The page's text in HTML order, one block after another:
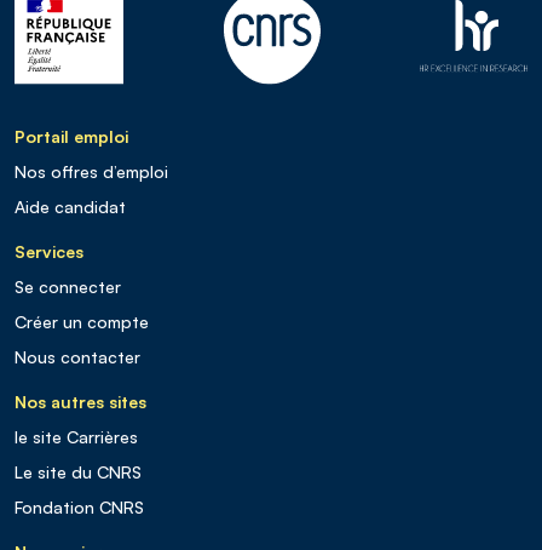
Portail emploi
Nos offres d’emploi
Aide candidat
Services
Se connecter
Créer un compte
Nous contacter
Nos autres sites
le site Carrières
Le site du CNRS
Fondation CNRS